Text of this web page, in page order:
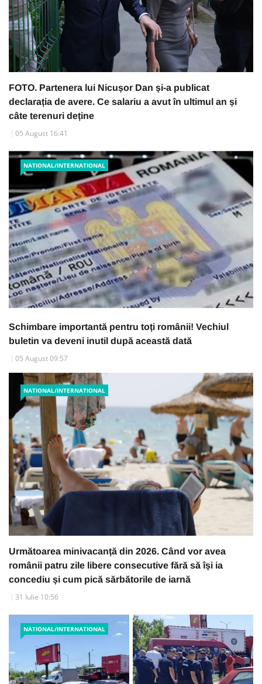
FOTO. Partenera lui Nicușor Dan și-a publicat
declarația de avere. Ce salariu a avut în ultimul an și
câte terenuri deține
05 August 16:41
NATIONAL/INTERNATIONAL
Schimbare importantă pentru toți românii! Vechiul
buletin va deveni inutil după această dată
05 August 09:57
NATIONAL/INTERNATIONAL
Următoarea minivacanță din 2026. Când vor avea
românii patru zile libere consecutive fără să își ia
concediu și cum pică sărbătorile de iarnă
31 Iulie 10:56
NATIONAL/INTERNATIONAL